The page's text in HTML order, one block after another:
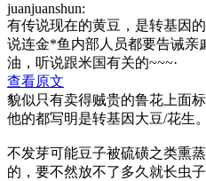
juanjuanshun:
有传说现在的黄豆，是转基因
说连金*鱼内部人员都要告诫亲
油，听说跟米国有关的~~~·
查看原文
貌似只有卖得贼贵的鲁花上面
他的都写明是转基因大豆/花生。
不发芽可能豆子被硫磺之类熏
的，要不然放不了多久就长虫